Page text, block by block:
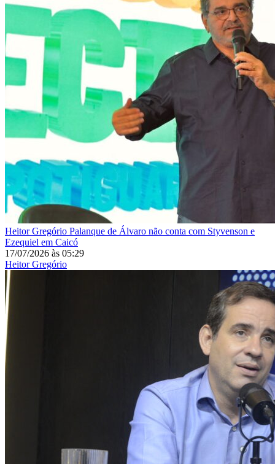
Heitor Gregório Palanque de Álvaro não conta com Styvenson e
Ezequiel em Caicó
17/07/2026 às 05:29
Heitor Gregório